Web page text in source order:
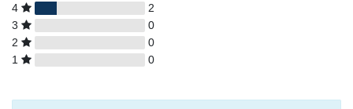
4
2
3
0
2
0
1
0